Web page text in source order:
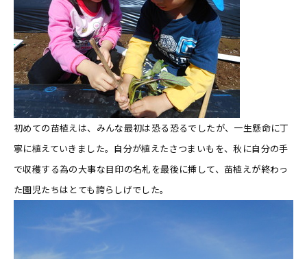
初めての苗植えは、みんな最初は恐る恐るでしたが、一生懸命に丁
寧に植えていきました。自分が植えたさつまいもを、秋に自分の手
で収穫する為の大事な目印の名札を最後に挿して、苗植えが終わっ
た園児たちはとても誇らしげでした。